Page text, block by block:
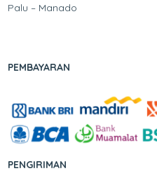
Palu – Manado
PEMBAYARAN
PENGIRIMAN